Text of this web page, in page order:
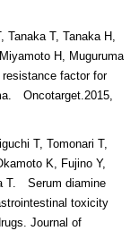
Tanaka T, Tanaka H,
H, Muguruma
factor for
Oncotarget.2015,
T, Tomonari T,
K, Fujino Y,
T. Serum diamine
toxicity
Journal of